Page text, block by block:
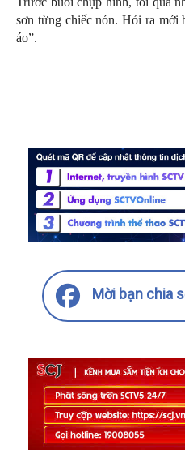
sơn từng chiếc nón. Hỏi ra mới
áo”.
Mời bạn chia